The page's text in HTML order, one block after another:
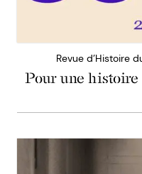
Revue d’Histoire
Pour une histoire